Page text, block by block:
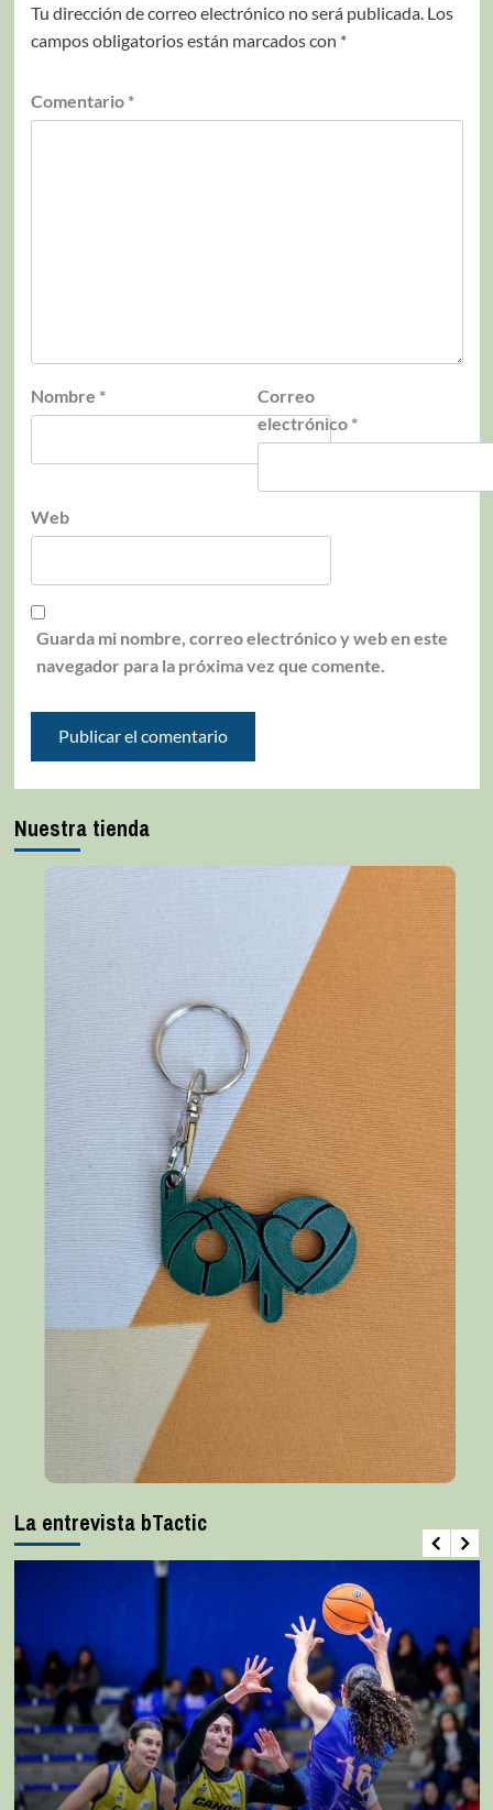
Tu dirección de correo electrónico no será publicada. Los
campos obligatorios están marcados con *
Comentario *
Nombre *
Correo
electrónico *
Web
Guarda mi nombre, correo electrónico y web en este
navegador para la próxima vez que comente.
Nuestra tienda
La entrevista bTactic